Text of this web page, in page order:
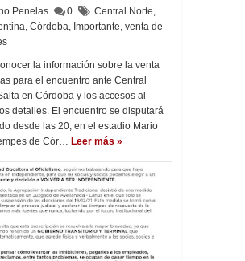
Penelas 0 Central Norte,
, Córdoba, Importante, venta de
la información sobre la venta
para el encuentro ante Central
en Córdoba y los accesos al
detalles. El encuentro se disputará
desde las 20, en el estadio Mario
de Cór… Leer más »